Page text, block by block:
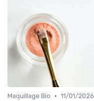
Maquillage Bio • 11/01/2026